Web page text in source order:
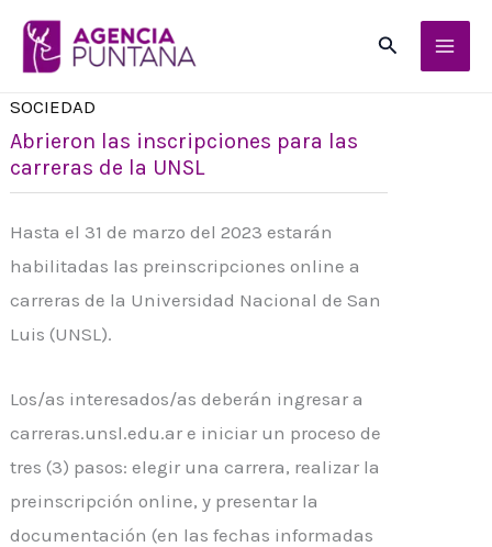
Buscar
SOCIEDAD
Abrieron las inscripciones para las
carreras de la UNSL
Hasta el 31 de marzo del 2023 estarán
habilitadas las preinscripciones online a
carreras de la Universidad Nacional de San
Luis (UNSL).
Los/as interesados/as deberán ingresar a
carreras.unsl.edu.ar e iniciar un proceso de
tres (3) pasos: elegir una carrera, realizar la
preinscripción online, y presentar la
documentación (en las fechas informadas